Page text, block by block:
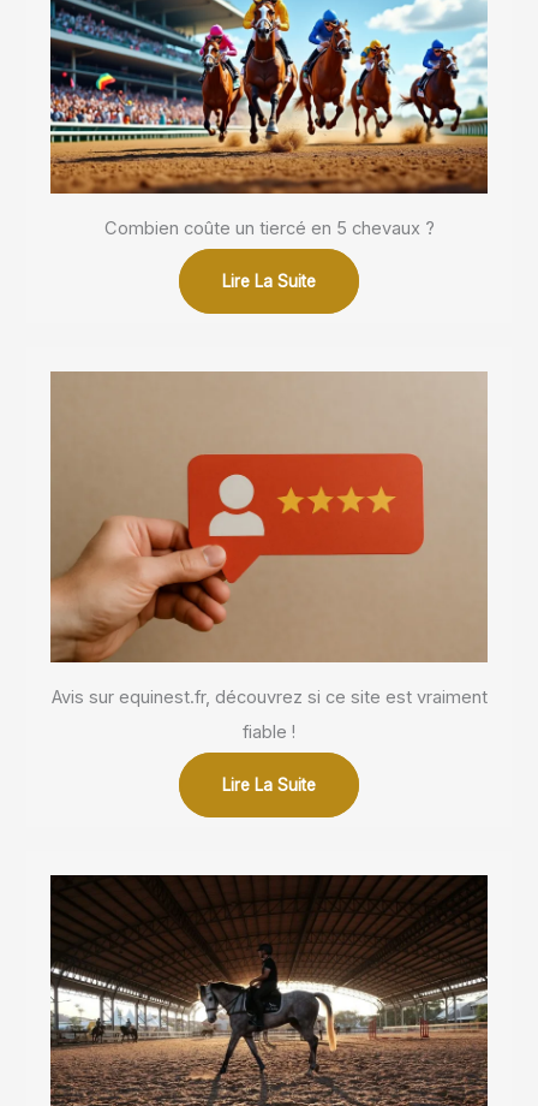
Combien coûte un tiercé en 5 chevaux ?
Lire La Suite
Avis sur equinest.fr, découvrez si ce site est vraiment
fiable !
Lire La Suite